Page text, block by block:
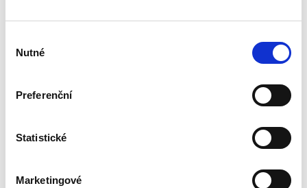
souhlasu
Nutné
Preferenční
Statistické
Marketingové
průmyslovému
Roman Horáček